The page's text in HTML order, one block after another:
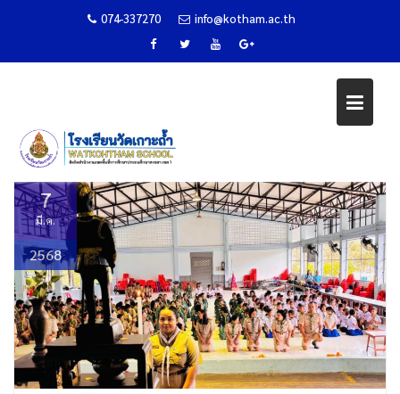
074-337270 info@kotham.ac.th
กิจกรรม ONE DAY CAMP เดินทางไ
ของลูกเสือ – เนตรนารี ปีการศึกษา
กิจกรรม One day camp เดินทางไกลของลูกเสือ – เนตรนารี ปีการศึกษา 2567
7
มี.ค.
2568